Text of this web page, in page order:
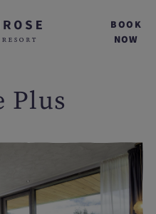
BOOK
NOW
Plus